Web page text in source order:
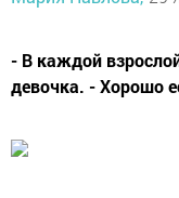
- В каждой
девочка. - Хорошо